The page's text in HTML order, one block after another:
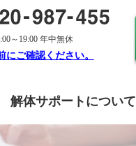
～19:00 年中無休
にご確認ください。
解体サポートについて